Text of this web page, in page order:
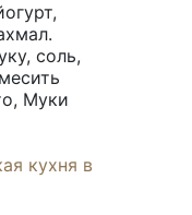
соль,
Муки
кухня в